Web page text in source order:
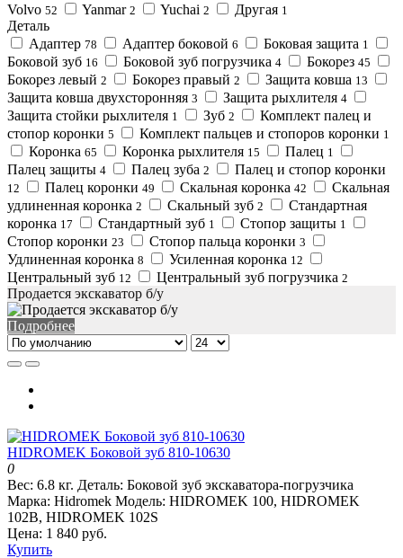
Volvo 52 Yanmar 2 Yuchai 2 Другая 1
Деталь
Адаптер 78 Адаптер боковой 6 Боковая защита 1
Боковой зуб 16 Боковой зуб погрузчика 4 Бокорез 45
Бокорез левый 2 Бокорез правый 2 Защита ковша 13
Защита ковша двухсторонняя 3 Защита рыхлителя 4
Защита стойки рыхлителя 1 Зуб 2
Комплект палец и
стопор коронки 5 Комплект пальцев и стопоров коронки 1
Коронка 65 Коронка рыхлителя 15 Палец 1
Палец защиты 4 Палец зуба 2 Палец и стопор коронки
12 Палец коронки 49 Скальная коронка 42
Скальная
удлиненная коронка 2 Скальный зуб 2
Стандартная
коронка 17 Стандартный зуб 1 Стопор защиты 1
Стопор коронки 23 Стопор пальца коронки 3
Удлиненная коронка 8 Усиленная коронка 12
Центральный зуб 12 Центральный зуб погрузчика 2
Продается экскаватор б/у
Подробнее
HIDROMEK Боковой зуб 810-10630
0
Вес: 6.8 кг. Деталь: Боковой зуб экскаватора-погрузчика
Марка: Hidromek Модель: HIDROMEK 100, HIDROMEK
102B, HIDROMEK 102S
Цена: 1 840 руб.
Купить